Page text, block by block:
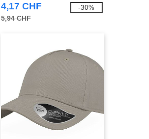
4,17 CHF
5,94 CHF
-30%